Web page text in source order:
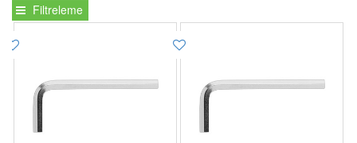
Filtreleme